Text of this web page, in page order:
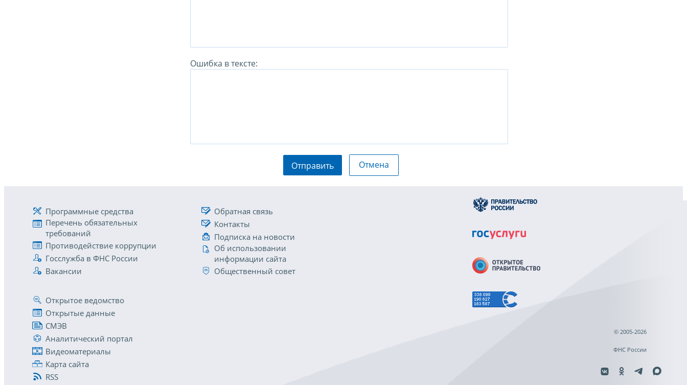
Ошибка в тексте:
Отправить Отмена
Программные средства
Перечень обязательных
требований
Противодействие коррупции
Госслужба в ФНС России
Вакансии
Обратная связь
Контакты
Подписка на новости
Об использовании
информации сайта
Общественный совет
Открытое ведомство
Открытые данные
СМЭВ
Аналитический портал
Видеоматериалы
Карта сайта
RSS
© 2005-2026
ФНС России